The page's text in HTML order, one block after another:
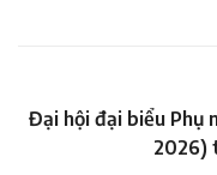
navigation
Đại hội đại biểu Phụ
2026)